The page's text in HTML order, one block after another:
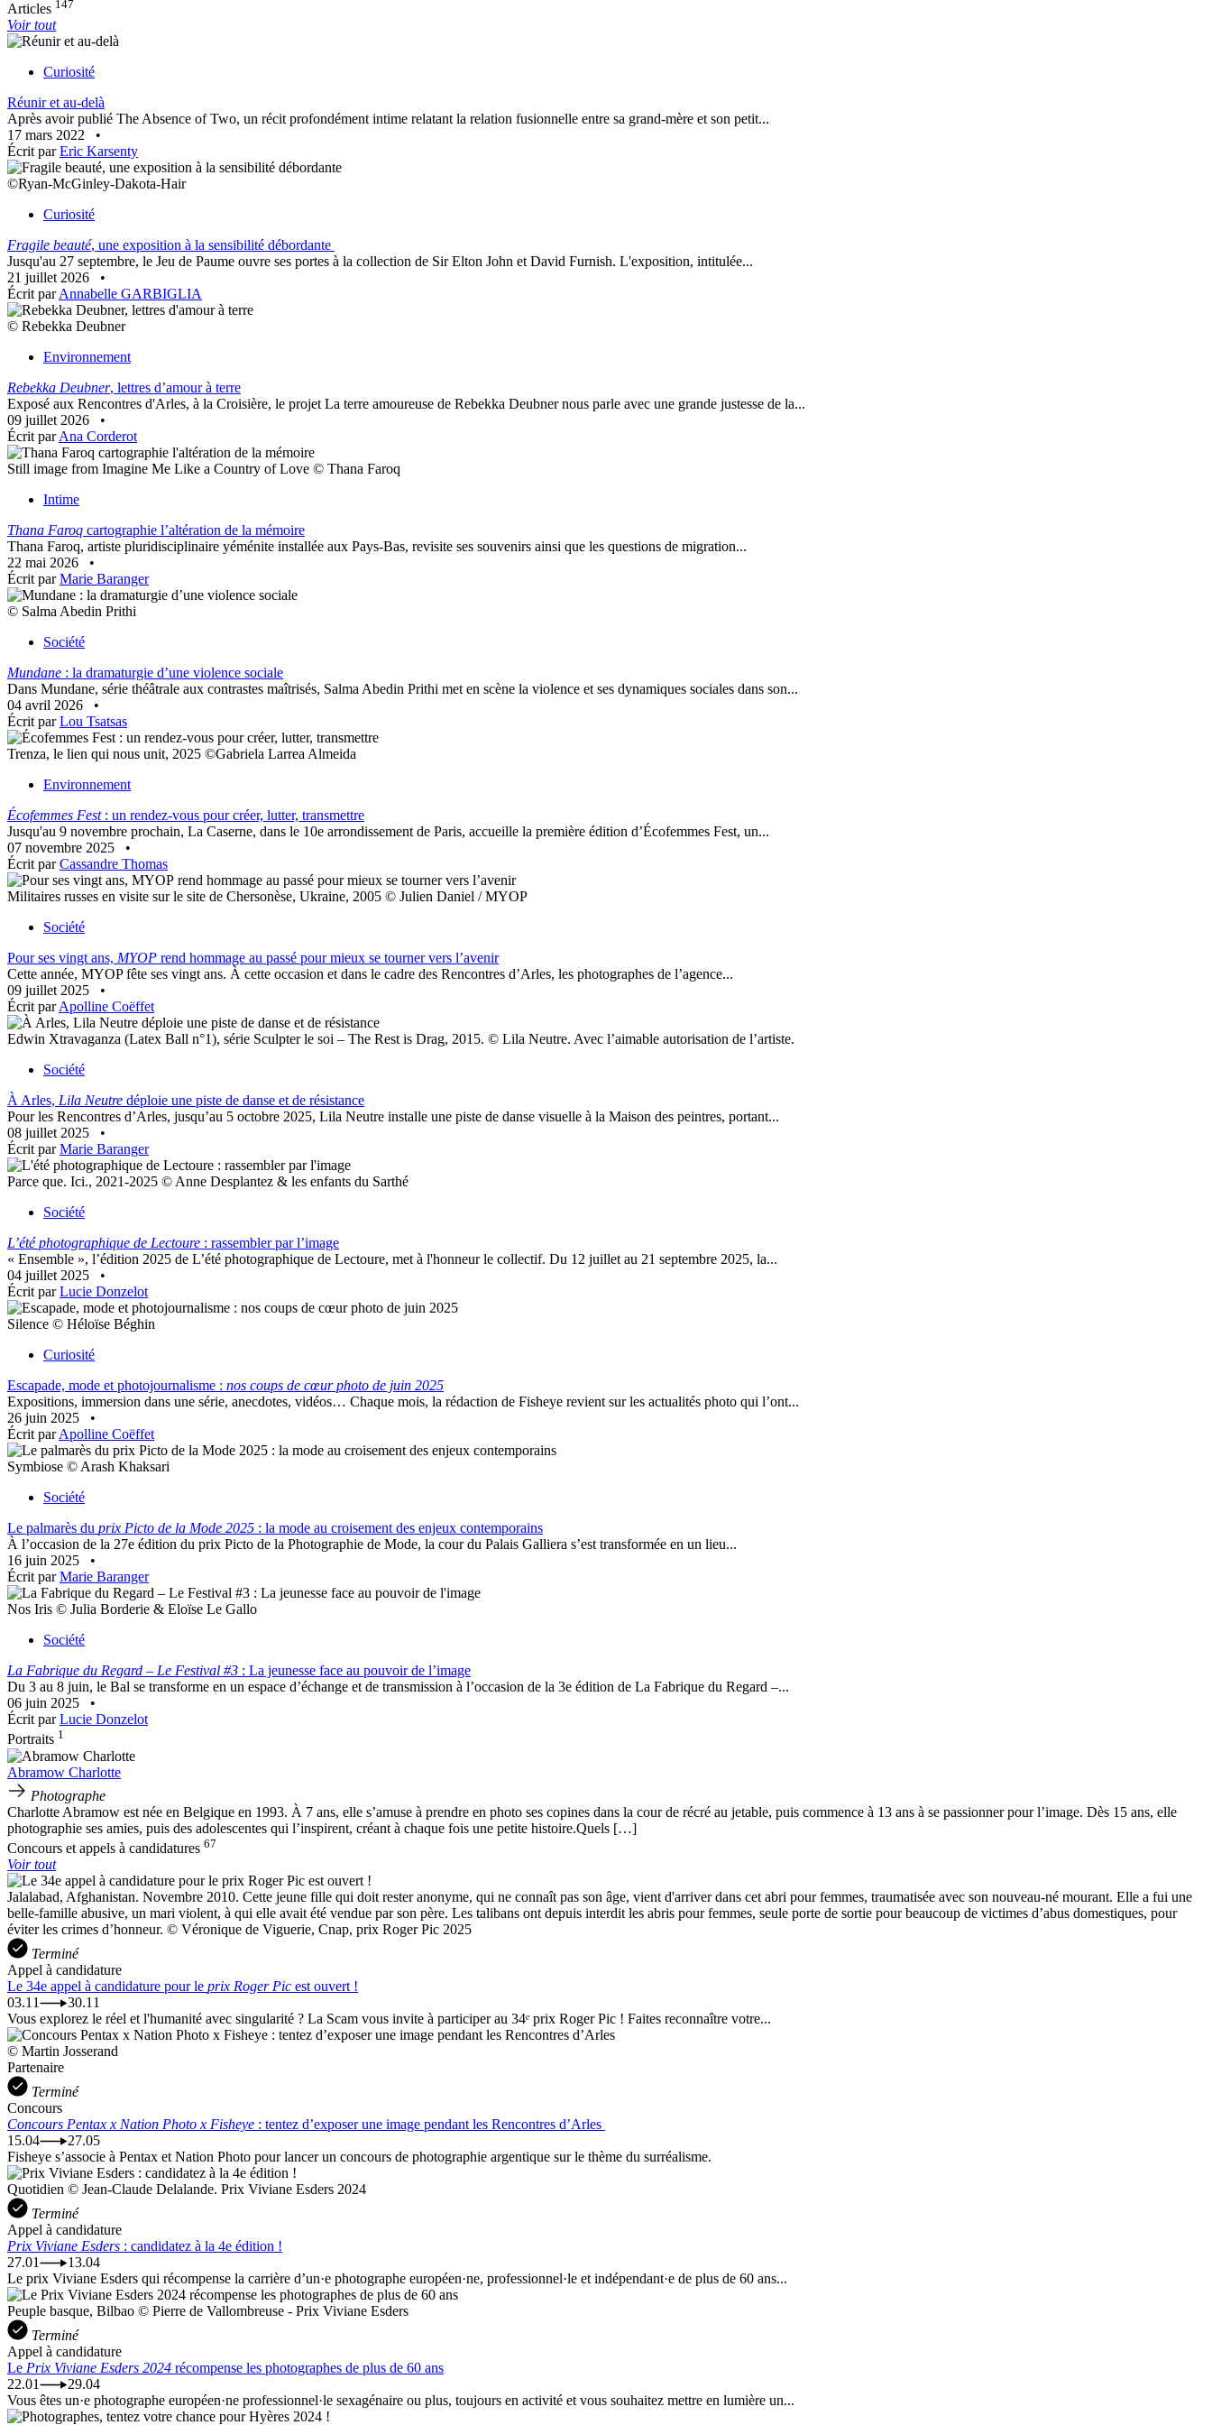
Articles 147
Voir tout
Curiosité
Réunir et au-delà
Après avoir publié The Absence of Two, un récit profondément intime relatant la relation fusionnelle entre sa grand-mère et son petit...
17 mars 2022
•
Écrit parEric Karsenty
©Ryan-McGinley-Dakota-Hair
Curiosité
Fragile beauté, une exposition à la sensibilité débordante
Jusqu'au 27 septembre, le Jeu de Paume ouvre ses portes à la collection de Sir Elton John et David Furnish. L'exposition, intitulée...
21 juillet 2026
•
Écrit parAnnabelle GARBIGLIA
© Rebekka Deubner
Environnement
Rebekka Deubner, lettres d’amour à terre
Exposé aux Rencontres d'Arles, à la Croisière, le projet La terre amoureuse de Rebekka Deubner nous parle avec une grande justesse de la...
09 juillet 2026
•
Écrit parAna Corderot
Still image from Imagine Me Like a Country of Love © Thana Faroq
Intime
Thana Faroq cartographie l’altération de la mémoire
Thana Faroq, artiste pluridisciplinaire yéménite installée aux Pays-Bas, revisite ses souvenirs ainsi que les questions de migration...
22 mai 2026
•
Écrit parMarie Baranger
© Salma Abedin Prithi
Société
Mundane : la dramaturgie d’une violence sociale
Dans Mundane, série théâtrale aux contrastes maîtrisés, Salma Abedin Prithi met en scène la violence et ses dynamiques sociales dans son...
04 avril 2026
•
Écrit parLou Tsatsas
Trenza, le lien qui nous unit, 2025 ©Gabriela Larrea Almeida
Environnement
Écofemmes Fest: un rendez-vous pour créer, lutter, transmettre
Jusqu'au 9 novembre prochain, La Caserne, dans le 10e arrondissement de Paris, accueille la première édition d’Écofemmes Fest, un...
07 novembre 2025
•
Écrit parCassandre Thomas
Militaires russes en visite sur le site de Chersonèse, Ukraine, 2005 © Julien Daniel / MYOP
Société
Pour ses vingt ans, MYOP rend hommage au passé pour mieux se tourner vers l’avenir
Cette année, MYOP fête ses vingt ans. À cette occasion et dans le cadre des Rencontres d’Arles, les photographes de l’agence...
09 juillet 2025
•
Écrit parApolline Coëffet
Edwin Xtravaganza (Latex Ball n°1), série Sculpter le soi – The Rest is Drag, 2015. © Lila Neutre. Avec l’aimable autorisation de l’artiste.
Société
À Arles, Lila Neutre déploie une piste de danse et de résistance
Pour les Rencontres d’Arles, jusqu’au 5 octobre 2025, Lila Neutre installe une piste de danse visuelle à la Maison des peintres, portant...
08 juillet 2025
•
Écrit parMarie Baranger
Parce que. Ici., 2021-2025 © Anne Desplantez & les enfants du Sarthé
Société
L’été photographique de Lectoure : rassembler par l’image
« Ensemble », l’édition 2025 de L’été photographique de Lectoure, met à l'honneur le collectif. Du 12 juillet au 21 septembre 2025, la...
04 juillet 2025
•
Écrit parLucie Donzelot
Silence © Héloïse Béghin
Curiosité
Escapade, mode et photojournalisme : nos coups de cœur photo de juin 2025
Expositions, immersion dans une série, anecdotes, vidéos… Chaque mois, la rédaction de Fisheye revient sur les actualités photo qui l’ont...
26 juin 2025
•
Écrit parApolline Coëffet
Symbiose © Arash Khaksari
Société
Le palmarès du prix Picto de la Mode 2025 : la mode au croisement des enjeux contemporains
À l’occasion de la 27e édition du prix Picto de la Photographie de Mode, la cour du Palais Galliera s’est transformée en un lieu...
16 juin 2025
•
Écrit parMarie Baranger
Nos Iris © Julia Borderie & Eloïse Le Gallo
Société
La Fabrique du Regard – Le Festival #3 : La jeunesse face au pouvoir de l’image
Du 3 au 8 juin, le Bal se transforme en un espace d’échange et de transmission à l’occasion de la 3e édition de La Fabrique du Regard –...
06 juin 2025
•
Écrit parLucie Donzelot
Portraits 1
Abramow Charlotte
Photographe
Charlotte Abramow est née en Belgique en 1993. À 7 ans, elle s’amuse à prendre en photo ses copines dans la cour de récré au jetable, puis commence à 13 ans à se passionner pour l’image. Dès 15 ans, elle
photographie ses amies, puis des adolescentes qui l’inspirent, créant à chaque fois une petite histoire.Quels […]
Concours et appels à candidatures 67
Voir tout
Jalalabad, Afghanistan. Novembre 2010. Cette jeune fille qui doit rester anonyme, qui ne connaît pas son âge, vient d'arriver dans cet abri pour femmes, traumatisée avec son nouveau-né mourant. Elle a fui une
belle-famille abusive, un mari violent, à qui elle avait été vendue par son père. Les talibans ont depuis interdit les abris pour femmes, seule porte de sortie pour beaucoup de victimes d’abus domestiques, pour
éviter les crimes d’honneur. © Véronique de Viguerie, Cnap, prix Roger Pic 2025
Terminé
Appel à candidature
Le 34e appel à candidature pour le prix Roger Pic est ouvert !
03.11
30.11
Vous explorez le réel et l'humanité avec singularité ? La Scam vous invite à participer au 34ᵉ prix Roger Pic ! Faites reconnaître votre...
© Martin Josserand
Partenaire
Terminé
Concours
Concours Pentax x Nation Photo x Fisheye : tentez d’exposer une image pendant les Rencontres d’Arles
15.04
27.05
Fisheye s’associe à Pentax et Nation Photo pour lancer un concours de photographie argentique sur le thème du surréalisme.
Quotidien © Jean-Claude Delalande. Prix Viviane Esders 2024
Terminé
Appel à candidature
Prix Viviane Esders : candidatez à la 4e édition !
27.01
13.04
Le prix Viviane Esders qui récompense la carrière d’un·e photographe européen·ne, professionnel·le et indépendant·e de plus de 60 ans...
Peuple basque, Bilbao © Pierre de Vallombreuse - Prix Viviane Esders
Terminé
Appel à candidature
Le Prix Viviane Esders 2024 récompense les photographes de plus de 60 ans
22.01
29.04
Vous êtes un·e photographe européen·ne professionnel·le sexagénaire ou plus, toujours en activité et vous souhaitez mettre en lumière un...